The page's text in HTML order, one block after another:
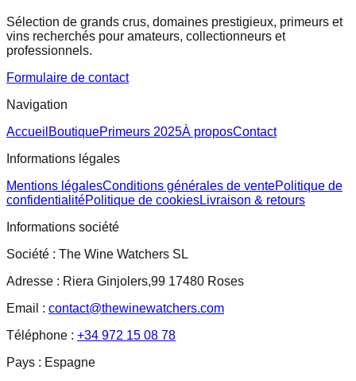
Sélection de grands crus, domaines prestigieux, primeurs et
vins recherchés pour amateurs, collectionneurs et
professionnels.
Formulaire de contact
Navigation
Accueil BoutiquePrimeurs 2025À proposContact
Informations légales
Mentions légalesConditions générales de ventePolitique de
confidentialitéPolitique de cookiesLivraison & retours
Informations société
Société : The Wine Watchers SL
Adresse : Riera Ginjolers,99 17480 Roses
Email : contact@thewinewatchers.com
Téléphone : +34 972 15 08 78
Pays : Espagne